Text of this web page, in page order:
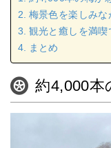
梅景色を楽しみ
観光と癒しを満喫
まとめ
約4,000本